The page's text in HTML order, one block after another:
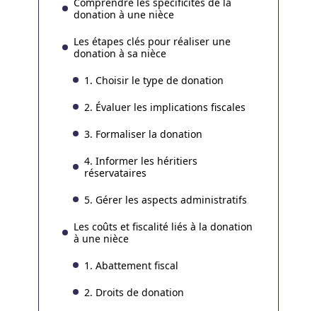
donation à une nièce
Les étapes clés pour réaliser une
donation à sa nièce
1. Choisir le type de donation
2. Évaluer les implications fiscales
3. Formaliser la donation
4. Informer les héritiers
réservataires
5. Gérer les aspects administratifs
Les coûts et fiscalité liés à la donation
à une nièce
1. Abattement fiscal
2. Droits de donation